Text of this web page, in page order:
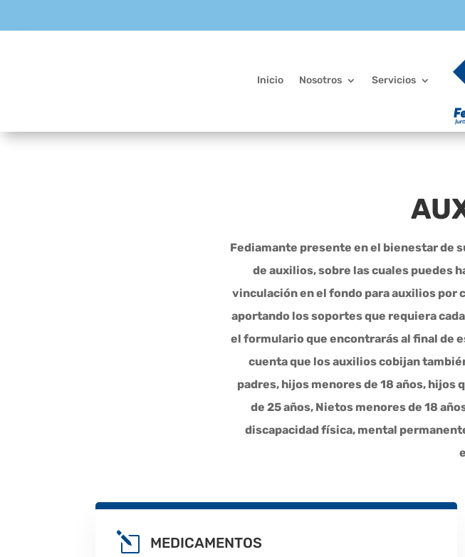
Inicio Nosotros Servicios
Fediamante presente en el bienestar de
de auxilios, sobre las cuales puedes
vinculación en el fondo para auxilios por
aportando los soportes que requiera
el formulario que encontrarás al final de
cuenta que los auxilios cobijan
padres, hijos menores de 18 años,
de 25 años, Nietos menores de 18
discapacidad física, mental
l MEDICAMENTOS